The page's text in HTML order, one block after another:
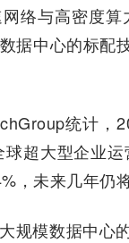
络与高密度
据中心的标配
统计，
超大型企业
，未来几年仍
规模数据中心